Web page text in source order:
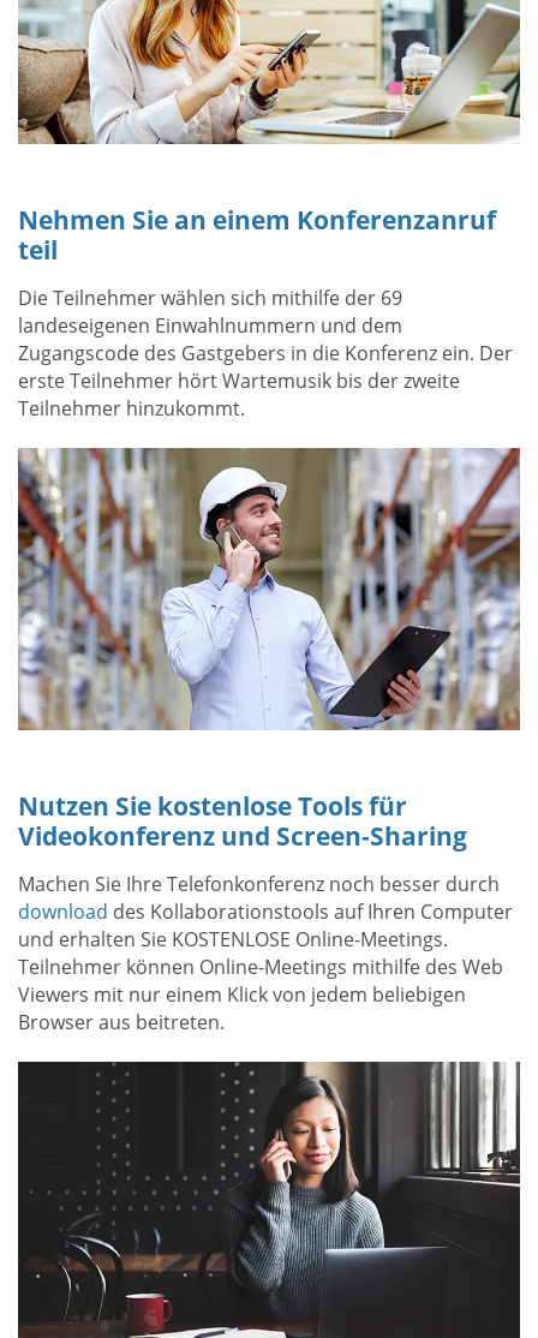
Nehmen Sie an einem Konferenzanruf
teil
Die Teilnehmer wählen sich mithilfe der 69
landeseigenen Einwahlnummern und dem
Zugangscode des Gastgebers in die Konferenz ein. Der
erste Teilnehmer hört Wartemusik bis der zweite
Teilnehmer hinzukommt.
Nutzen Sie kostenlose Tools für
Videokonferenz und Screen-Sharing
Machen Sie Ihre Telefonkonferenz noch besser durch
download des Kollaborationstools auf Ihren Computer
und erhalten Sie KOSTENLOSE Online-Meetings.
Teilnehmer können Online-Meetings mithilfe des Web
Viewers mit nur einem Klick von jedem beliebigen
Browser aus beitreten.